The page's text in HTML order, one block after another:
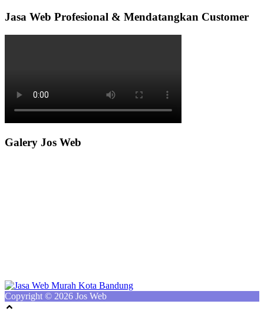
Jasa Web Profesional & Mendatangkan Customer
Galery Jos Web
Copyright © 2026 Jos Web